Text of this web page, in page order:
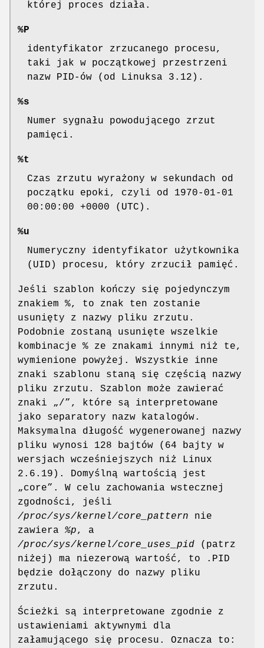
której proces działa.
%P
identyfikator zrzucanego procesu,
taki jak w początkowej przestrzeni
nazw PID-ów (od Linuksa 3.12).
%s
Numer sygnału powodującego zrzut
pamięci.
%t
Czas zrzutu wyrażony w sekundach od
początku epoki, czyli od 1970-01-01
00:00:00 +0000 (UTC).
%u
Numeryczny identyfikator użytkownika
(UID) procesu, który zrzucił pamięć.
Jeśli szablon kończy się pojedynczym
znakiem %, to znak ten zostanie
usunięty z nazwy pliku zrzutu.
Podobnie zostaną usunięte wszelkie
kombinacje % ze znakami innymi niż te,
wymienione powyżej. Wszystkie inne
znaki szablonu staną się częścią nazwy
pliku zrzutu. Szablon może zawierać
znaki „/”, które są interpretowane
jako separatory nazw katalogów.
Maksymalna długość wygenerowanej nazwy
pliku wynosi 128 bajtów (64 bajty w
wersjach wcześniejszych niż Linux
2.6.19). Domyślną wartością jest
„core”. W celu zachowania wstecznej
zgodności, jeśli
/proc/sys/kernel/core_pattern nie
zawiera %p, a
/proc/sys/kernel/core_uses_pid (patrz
niżej) ma niezerową wartość, to .PID
będzie dołączony do nazwy pliku
zrzutu.
Ścieżki są interpretowane zgodnie z
ustawieniami aktywnymi dla
załamującego się procesu. Oznacza to: